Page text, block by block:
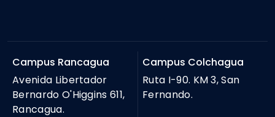
Campus Rancagua
Avenida Libertador
Bernardo O'Higgins 611,
Rancagua.
Campus Colchagua
Ruta I-90. KM 3, San
Fernando.